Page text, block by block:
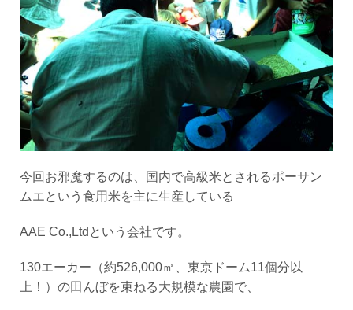
今回お邪魔するのは、国内で高級米とされるポーサン
ムエという食用米を主に生産している
AAE Co.,Ltdという会社です。
130エーカー（約526,000㎡、東京ドーム11個分以
上！）の田んぼを束ねる大規模な農園で、